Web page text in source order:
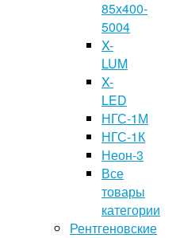
85х400-
5004
X-
LUM
X-
LED
НГС-1М
НГС-1К
Неон-3
Все
товары
категории
Рентгеновские